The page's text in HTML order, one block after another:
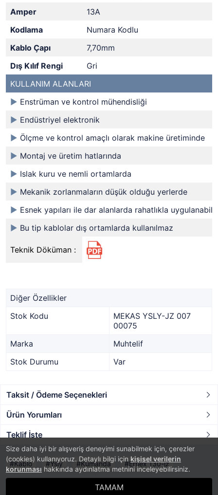
Size daha iyi bir alışveriş deneyimi sunabilmek için, çerezler
(cookies) kullanıyoruz. Detaylı bilgi için kişisel verilerin
korunması hakkında aydınlatma metnini inceleyebilirsiniz.
TAMAM
Amper
13A
Kodlama
Numara Kodlu
Kablo Çapı
7,70mm
Dış Kılıf Rengi
Gri
KULLANIM ALANLARI
► Enstrüman ve kontrol mühendisliği
► Endüstriyel elektronik
► Ölçme ve kontrol amaçlı olarak makine üretiminde
► Montaj ve üretim hatlarında
► Islak kuru ve nemli ortamlarda
► Mekanik zorlanmaların düşük olduğu yerlerde
► Esnek yapıları ile dar alanlarda rahatlıkla
► Bu tip kablolar dış ortamlarda kullanılmaz
Teknik Döküman :
Diğer Özellikler
Stok Kodu
MEKAS YSLY-JZ 007
00075
Marka
Muhtelif
Stok Durumu
Var
Taksit / Ödeme Seçenekleri
Ürün Yorumları
Teklif İste
Kablo Ysly Kumanda Erflex 130-jz
E-Ticaret Sistemi